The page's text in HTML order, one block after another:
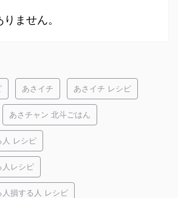
ません。
あさイチ あさイチ レシピ
あさチャン 北斗ごはん
人 レシピ
人レシピ
損する人 レシピ